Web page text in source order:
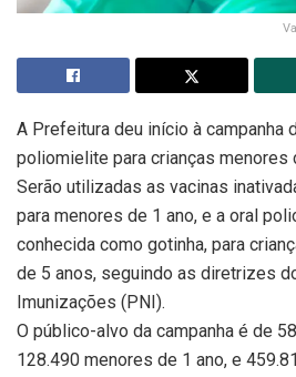
A Prefeitura deu início à campanha
poliomielite para crianças menores
Serão utilizadas as vacinas
para menores de 1 ano, e a oral
conhecida como gotinha, para
de 5 anos, seguindo as diretrizes
Imunizações (PNI).
O público-alvo da campanha é de
128.490 menores de 1 ano, e